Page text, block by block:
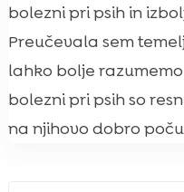
bolezni pri psih in
Preučevala sem
lahko bolje
bolezni pri psih so
na njihovo dobro